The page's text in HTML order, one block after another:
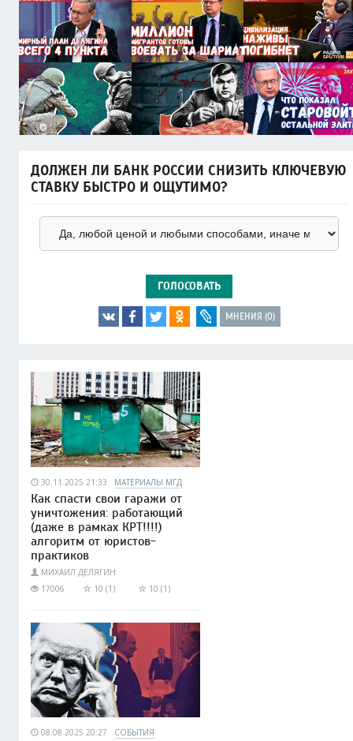
ДОЛЖЕН ЛИ БАНК РОССИИ СНИЗИТЬ КЛЮЧЕВУЮ
СТАВКУ БЫСТРО И ОЩУТИМО?
ГОЛОСОВАТЬ
МНЕНИЯ (0)
30.11.2025 21:33 МАТЕРИАЛЫ МГД
Как спасти свои гаражи от
уничтожения: работающий
(даже в рамках КРТ!!!!)
алгоритм от юристов-
практиков
МИХАИЛ ДЕЛЯГИН
17006
10 (1) 10 (1)
08.08.2025 20:27 СОБЫТИЯ